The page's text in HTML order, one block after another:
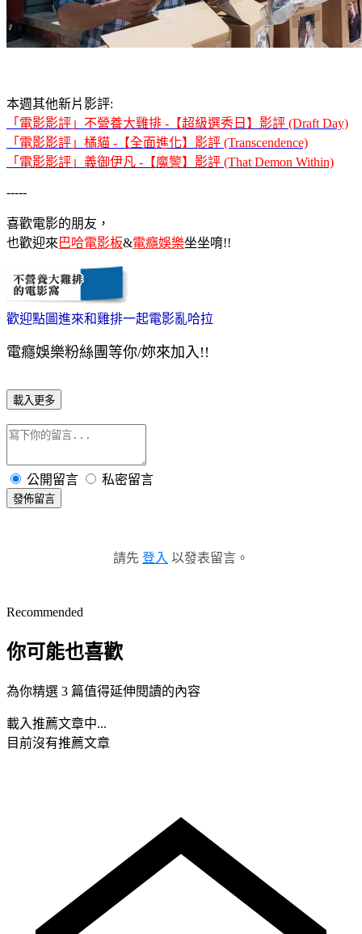
本週其他新片影評:
「電影影評」不營養大雞排 -【超級選秀日】影評 (Draft Day)
「電影影評」橘貓 -【全面進化】影評 (Transcendence)
「電影影評」義御伊凡 -【魔警】影評 (That Demon Within)
-----
喜歡電影的朋友，
也歡迎來 巴哈電影板&電癮娛樂坐坐唷!!
歡迎點圖進來和雞排一起電影亂哈拉
電癮娛樂粉絲團等你/妳來加入!!
載入更多
公開留言 私密留言
發佈留言
請先 登入 以發表留言。
Recommended
你可能也喜歡
為你精選 3 篇值得延伸閱讀的內容
載入推薦文章中...
目前沒有推薦文章